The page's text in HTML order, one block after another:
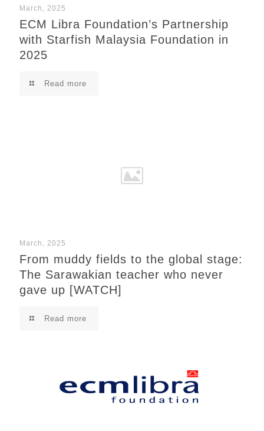
March, 2025
ECM Libra Foundation’s Partnership
with Starfish Malaysia Foundation in
2025
Read more
March, 2025
From muddy fields to the global stage:
The Sarawakian teacher who never
gave up [WATCH]
Read more